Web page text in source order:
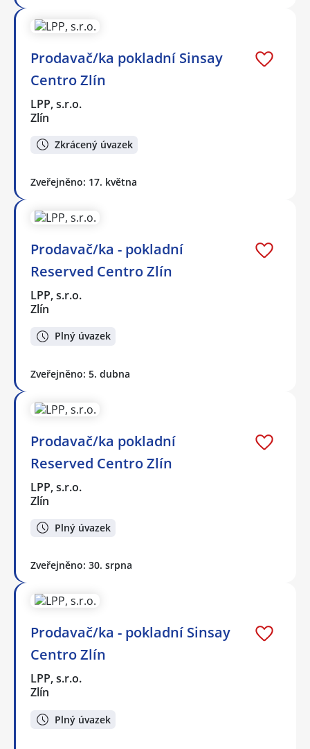
Prodavač/ka pokladní Sinsay
Centro Zlín
LPP, s.r.o.
Zlín
Zkrácený úvazek
Zveřejněno: 17. května
Prodavač/ka - pokladní
Reserved Centro Zlín
LPP, s.r.o.
Zlín
Plný úvazek
Zveřejněno: 5. dubna
Prodavač/ka pokladní
Reserved Centro Zlín
LPP, s.r.o.
Zlín
Plný úvazek
Zveřejněno: 30. srpna
Prodavač/ka - pokladní Sinsay
Centro Zlín
LPP, s.r.o.
Zlín
Plný úvazek